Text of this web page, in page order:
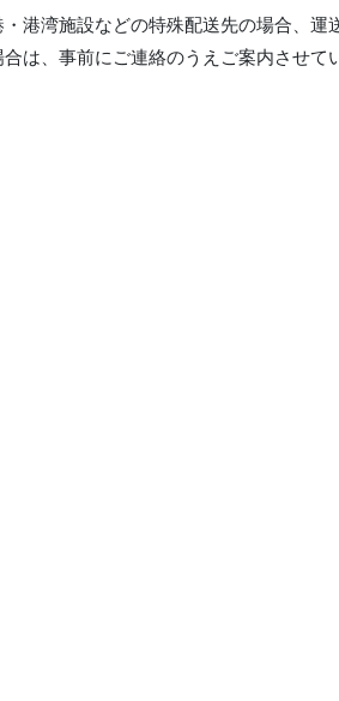
港湾施設などの特殊配送先の場合、運
は、事前にご連絡のうえご案内させて